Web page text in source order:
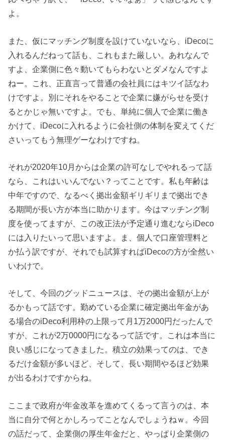
よ。
また、仮にマッチング制度を設けていないなら、iDecoに
入れるんだねって話も、これもまた厳しい。あれなんで
すよ、企業側に色々動いてもらわないとダメなんですよ
ねー。これ、正直言って普通の会社員にはキツイ話なわ
けですよ。別にそれをやることで企業に嫌がらせを受け
るとかじゃ無いですよ。でも、単純に個人で企業に働き
かけて、iDecoに入れるように会社側の体制を変えてくだ
さいってもう無理ゲーなわけですね。
それが2020年10月からは企業の許可なしでやれるって話
なら、これはいいんでない？ってことです。私も年齢は
中年ですので、なるべく拠出金額ギリギリまで拠出でき
る期間が長い方が本当に助かります。今はマッチング制
度を使ってますが、この改正法が予定通り進むならiDeco
には入りたいって思いますよ。ま、個人で口座管理料と
か払う訳ですが、それでも試算すればiDecoの方が全然い
いわけで。
そして、今回のグッドニュースは、その拠出金額が上が
るかもって話です。勤めている企業に確定拠出年金があ
る場合のiDeco利用枠の上限って月1万2000円だったんで
すが、これが2万0000円になるって話です。これは本当に
良い感じになってきました。積立の効果ってのは、でき
るだけ金額が多いほど、そして、長い期間やるほど効果
が出るわけですからね。
ここまで政府が年金改革を進めてくるって言うのは、本
当に自分で何とかしろってことなんでしょうねｗ。今回
の話だって、企業側の厚生年金だと、やっぱり企業側の